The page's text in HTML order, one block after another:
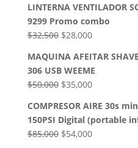
LINTERNA VENTILADOR
9299 Promo combo
$32,500 El
original
era:
$32,500.
$28,000El
actual
es:
$28,000.
MAQUINA AFEITAR
306 USB WEEME
$50,000 El
original
era:
$50,000.
$35,000El
actual
es:
$35,000.
COMPRESOR AIRE 30s
150PSI Digital (portable
$85,000 El
$54,000El